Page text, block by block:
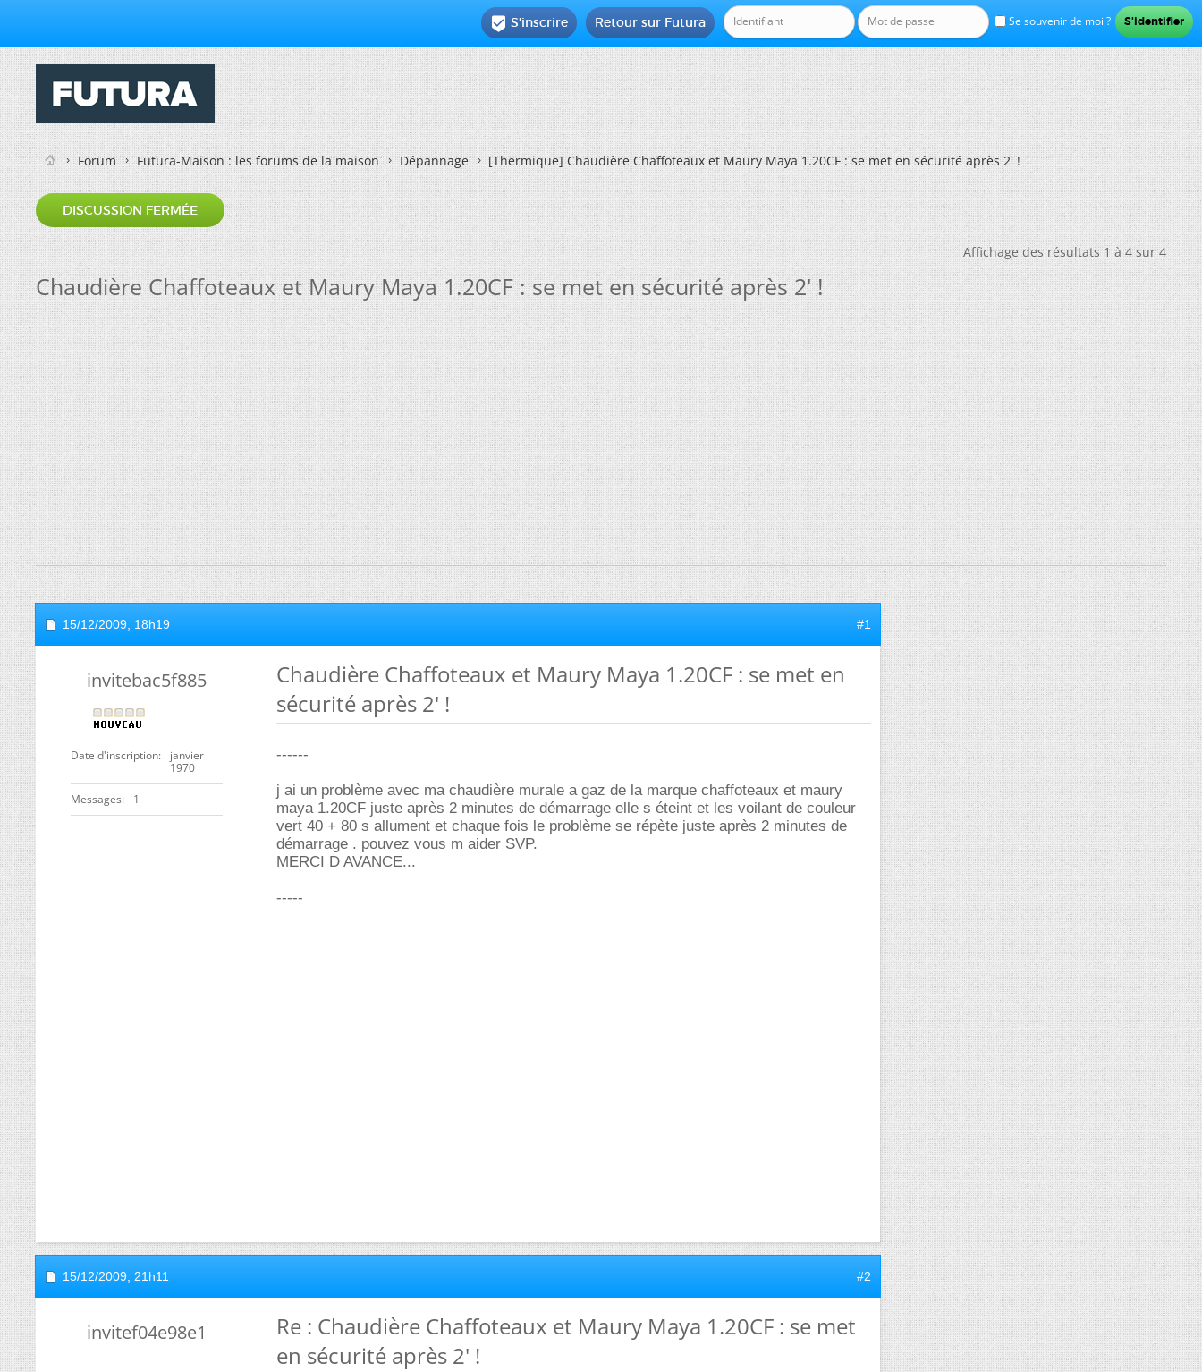
Se souvenir de moi ?
Retour sur Futura
 S'inscrire
Forum Futura-Maison : les forums de la maison Dépannage [Thermique]Chaudière Chaffoteaux et Maury Maya 1.20CF : se met en sécurité après 2' !
DISCUSSION FERMÉE
Affichage des résultats 1 à 4 sur 4
Chaudière Chaffoteaux et Maury Maya 1.20CF : se met en sécurité après 2' !
15/12/2009, 18h19 #1
invitebac5f885
Date d'inscription
janvier
1970
Messages 1
Chaudière Chaffoteaux et Maury Maya 1.20CF : se met en
sécurité après 2' !
------
j ai un problème avec ma chaudière murale a gaz de la marque chaffoteaux et maury
maya 1.20CF juste après 2 minutes de démarrage elle s éteint et les voilant de couleur
vert 40 + 80 s allument et chaque fois le problème se répète juste après 2 minutes de
démarrage . pouvez vous m aider SVP.
MERCI D AVANCE...
-----
15/12/2009, 21h11 #2
invitef04e98e1
Re : Chaudière Chaffoteaux et Maury Maya 1.20CF : se met
en sécurité après 2' !